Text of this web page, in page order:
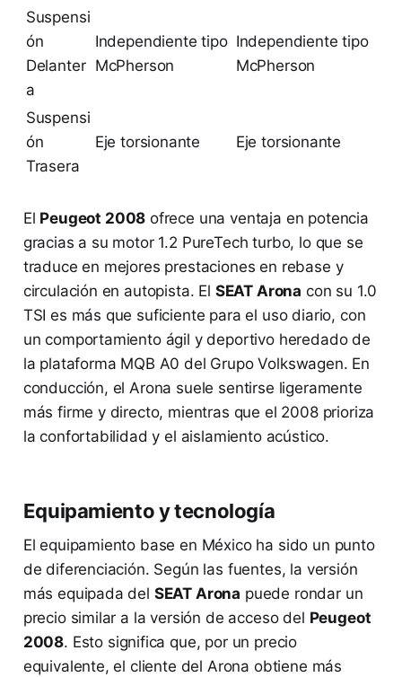
Suspensi
ón
Delanter
a
Independiente tipo
McPherson
Independiente tipo
McPherson
Suspensi
ón
Trasera
Eje torsionante Eje torsionante
El Peugeot 2008 ofrece una ventaja en potencia
gracias a su motor 1.2 PureTech turbo, lo que se
traduce en mejores prestaciones en rebase y
circulación en autopista. El SEAT Arona con su 1.0
TSI es más que suficiente para el uso diario, con
un comportamiento ágil y deportivo heredado de
la plataforma MQB A0 del Grupo Volkswagen. En
conducción, el Arona suele sentirse ligeramente
más firme y directo, mientras que el 2008 prioriza
la confortabilidad y el aislamiento acústico.
Equipamiento y tecnología
El equipamiento base en México ha sido un punto
de diferenciación. Según las fuentes, la versión
más equipada del SEAT Arona puede rondar un
precio similar a la versión de acceso del Peugeot
2008. Esto significa que, por un precio
equivalente, el cliente del Arona obtiene más